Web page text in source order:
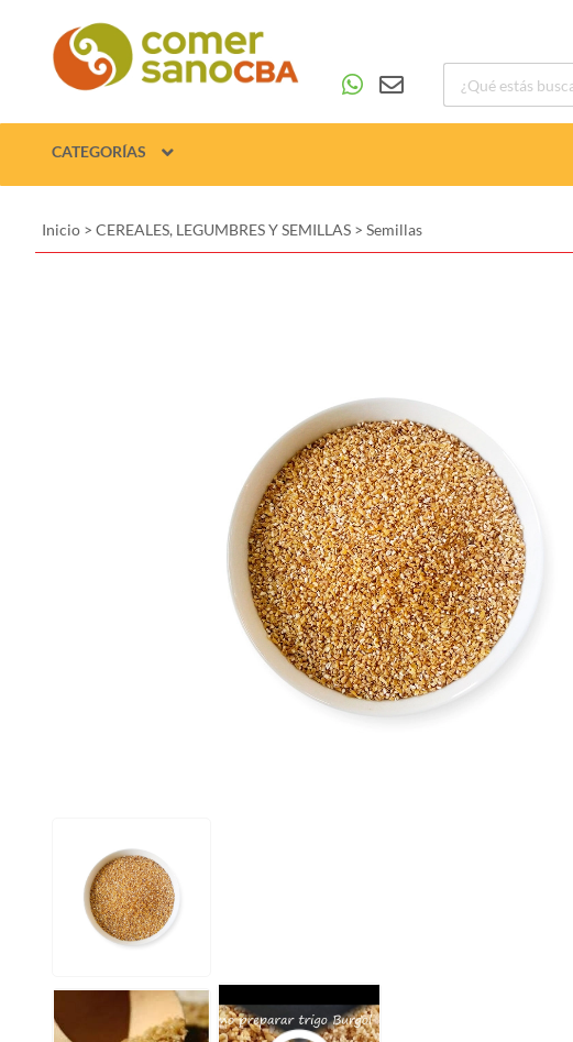
CATEGORÍAS
Inicio > CEREALES, LEGUMBRES Y SEMILLAS > Semillas